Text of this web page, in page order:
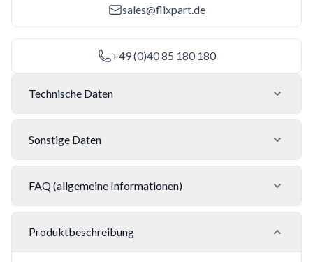
sales@flixpart.de
+49 (0)40 85 180 180
Technische Daten
Sonstige Daten
FAQ (allgemeine Informationen)
Produktbeschreibung